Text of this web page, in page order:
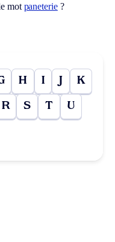
mot paneterie?
H I J K
R S T U